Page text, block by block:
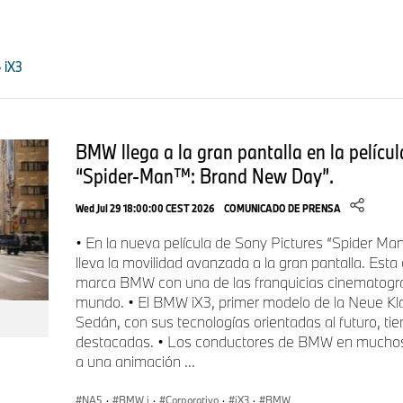
para navegación y conducción automatizada en el
Pantalla central con tecnología de retroiluminación
diseño libre está en una posición ergonómicamente
Volante multifuncional Shy-tech:los botones se
están disponibles; la estructura en relieve y la
carretera.
El BMW Panoramic iDrive funciona bajo el BMW Operating
desarrollo. Ofrece una amplia personalización, soporte
actualizaciones de software extensas. El lema de BMW
iX3
BMW llega a la gran pantalla en la
“Spider‑Man™: Brand New Day”.
Wed Jul 29 18:00:00 CEST 2026 COMUNICADO DE PRENSA
• En la nueva película de Sony Pictures “Spider
lleva la movilidad avanzada a la gran pantalla.
marca BMW con una de las franquicias
mundo. • El BMW iX3, primer modelo de la Neue
Sedán, con sus tecnologías orientadas al futuro,
destacadas. • Los conductores de BMW en
a una animación ...
NA5 · BMW i · Corporativo · iX3 · BMW